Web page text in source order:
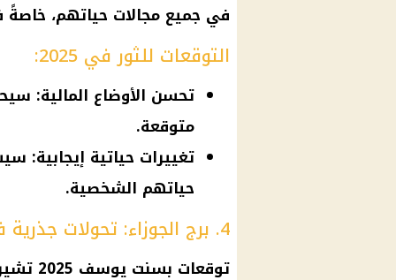
في جميع مجالات حياتهم،
التوقعات للثور في 2025:
تحسن الأوضاع المالية:
متوقعة.
تغييرات حياتية إيجابية:
حياتهم الشخصية.
4. برج الجوزاء: تحولات جذرية في 2025
توقعات بسنت يوسف 2025 تشير إلى أن